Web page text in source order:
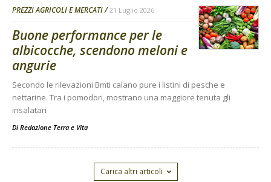
PREZZI AGRICOLI E MERCATI 21 Luglio 2026
Buone performance per le
albicocche, scendono meloni e
angurie
Secondo le rilevazioni Bmti calano pure i listini di pesche e
nettarine. Tra i pomodori, mostrano una maggiore tenuta gli
insalatari
Di Redazione Terra e Vita
Carica altri articoli